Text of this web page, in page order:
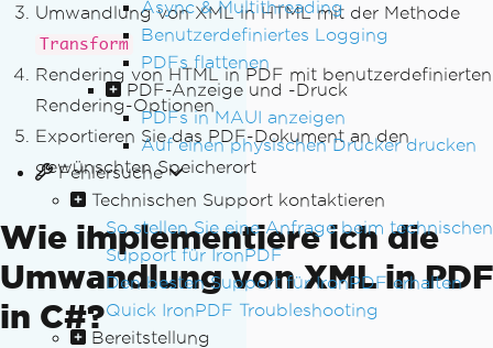
Async & Multithreading
Benutzerdefiniertes Logging
PDFs flattenen
PDF-Anzeige und -Druck
PDFs in MAUI anzeigen
Auf einen physischen Drucker drucken
Fehlersuche
Technischen Support kontaktieren
So stellen Sie eine Anfrage beim technischen
Support für IronPDF
Den besten Support für IronPDF erhalten
Quick IronPDF Troubleshooting
Bereitstellung
Umwandlung von XML in HTML mit der Methode
Transform
Rendering von HTML in PDF mit benutzerdefinierten
Rendering-Optionen
Exportieren Sie das PDF-Dokument an den
gewünschten Speicherort
Wie implementiere ich die
Umwandlung von XML in PDF
in C#?